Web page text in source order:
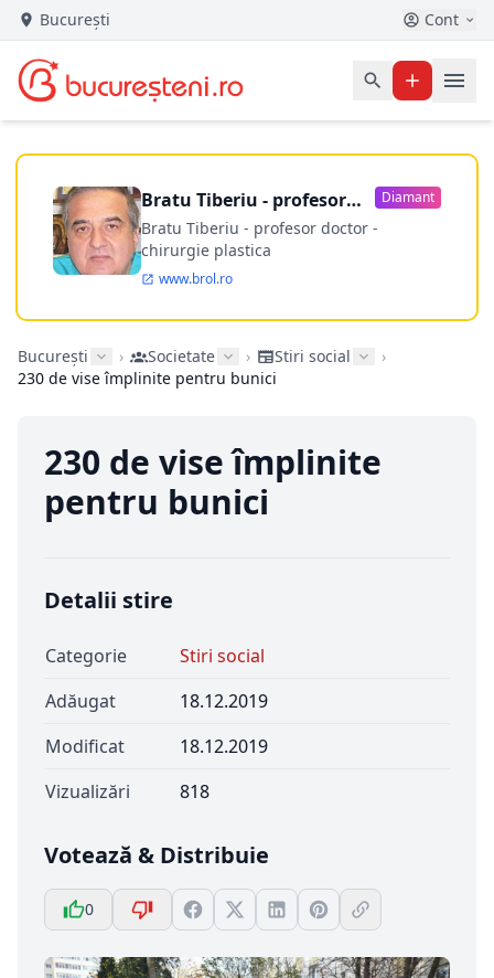
București Cont
Bratu Tiberiu - profesor
doctor
Diamant
Bratu Tiberiu - profesor doctor -
chirurgie plastica
www.brol.ro
București › Societate › Stiri social
›
230 de vise împlinite pentru bunici
230 de vise împlinite
pentru bunici
Detalii stire
Categorie
Stiri social
Adăugat
18.12.2019
Modificat
18.12.2019
Vizualizări
818
Votează & Distribuie
0